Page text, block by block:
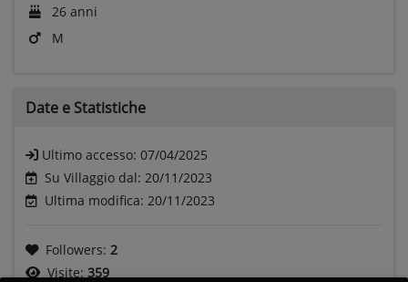
26 anni
M
Date e Statistiche
Ultimo accesso: 07/04/2025
Su Villaggio dal: 20/11/2023
Ultima modifica: 20/11/2023
Followers: 2
Visite: 359